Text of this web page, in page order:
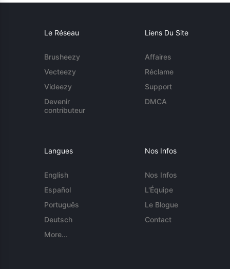
Le Réseau
Brusheezy
Vecteezy
Videezy
Devenir
contributeur
Liens Du Site
Affaires
Réclame
Support
DMCA
Langues
English
Español
Português
Deutsch
More...
Nos Infos
Nos Infos
L'Équipe
Le Blogue
Contact